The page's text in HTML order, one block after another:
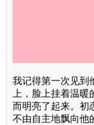
我记得第一次见到
上，脸上挂着温
而明亮了起来。初
不由自主地飘向他